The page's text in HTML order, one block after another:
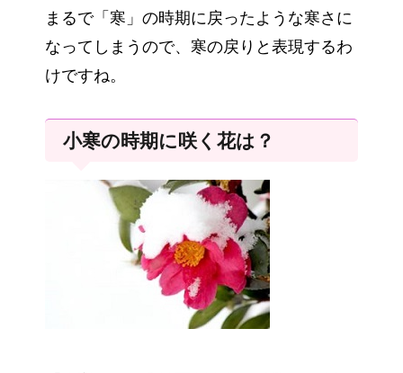
まるで「寒」の時期に戻ったような寒さに
なってしまうので、寒の戻りと表現するわ
けですね。
小寒の時期に咲く花は？